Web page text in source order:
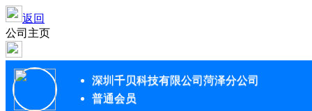
返回
公司主页
深圳千贝科技有限公司菏泽分公司
普通会员